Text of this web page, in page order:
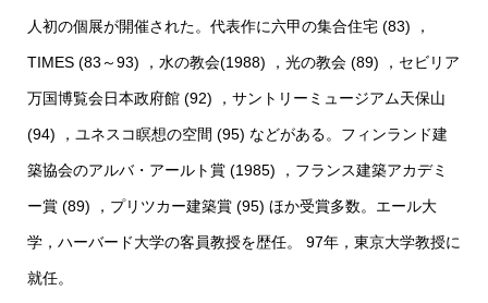
人初の個展が開催された。代表作に六甲の集合住宅 (83) ，
TIMES (83～93) ，水の教会(1988) ，光の教会 (89) ，セビリア
万国博覧会日本政府館 (92) ，サントリーミュージアム天保山
(94) ，ユネスコ瞑想の空間 (95) などがある。フィンランド建
築協会のアルバ・アールト賞 (1985) ，フランス建築アカデミ
ー賞 (89) ，プリツカー建築賞 (95) ほか受賞多数。エール大
学，ハーバード大学の客員教授を歴任。 97年，東京大学教授に
就任。